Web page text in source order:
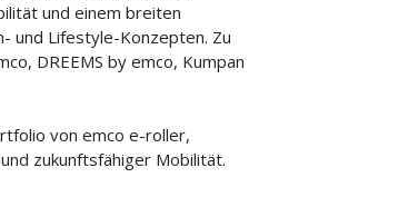
und einem breiten
und Lifestyle-Konzepten. Zu
DREEMS by emco, Kumpan
von emco e-roller,
zukunftsfähiger Mobilität.